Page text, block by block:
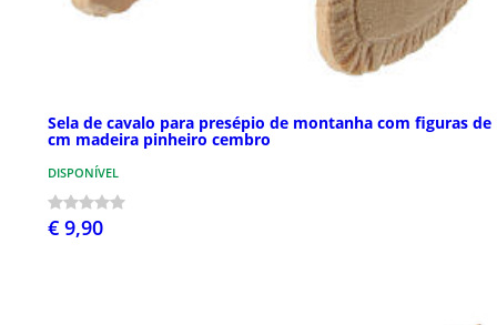
Sela de cavalo para presépio de montanha com figuras de
cm madeira pinheiro cembro
DISPONÍVEL
€ 9,90